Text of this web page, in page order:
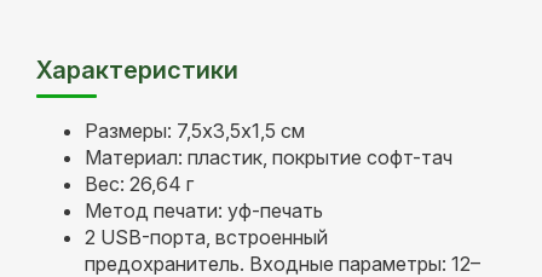
Характеристики
Размеры: 7,5х3,5х1,5 см
Материал: пластик, покрытие софт-тач
Вес: 26,64 г
Метод печати: уф-печать
2 USB-порта, встроенный
предохранитель. Входные параметры: 12–